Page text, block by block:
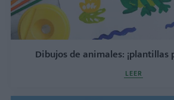
Dibujos de animales:
LEER